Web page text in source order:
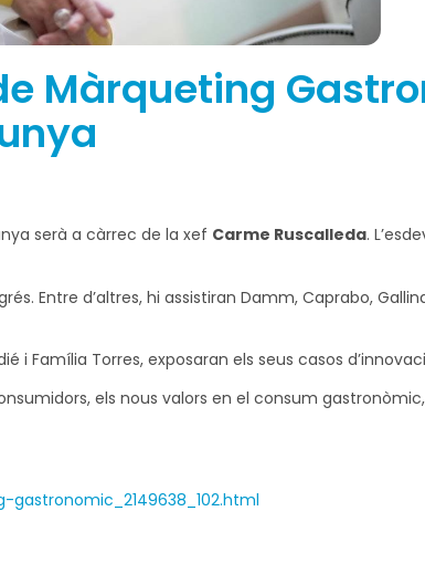
Màrqueting
serà a càrrec de la xef Carme Ruscalleda.
Entre d’altres, hi assistiran Damm, Caprabo,
i Família Torres, exposaran els seus casos
els nous valors en el consum